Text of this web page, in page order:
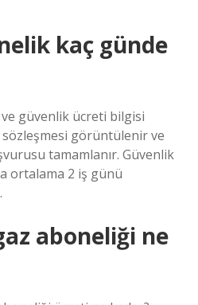
kaç günde
güvenlik ücreti bilgisi
görüntülenir ve
tamamlanır. Güvenlik
ortalama 2 iş günü
aboneliği ne